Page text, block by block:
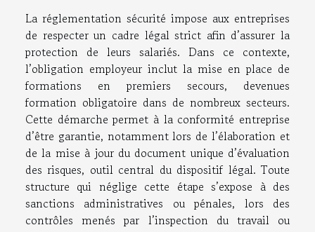
La réglementation sécurité impose aux entreprises
de respecter un cadre légal strict afin d’assurer la
protection de leurs salariés. Dans ce contexte,
l’obligation employeur inclut la mise en place de
formations en premiers secours, devenues
formation obligatoire dans de nombreux secteurs.
Cette démarche permet à la conformité entreprise
d’être garantie, notamment lors de l’élaboration et
de la mise à jour du document unique d’évaluation
des risques, outil central du dispositif légal. Toute
structure qui néglige cette étape s’expose à des
sanctions administratives ou pénales, lors des
contrôles menés par l’inspection du travail ou